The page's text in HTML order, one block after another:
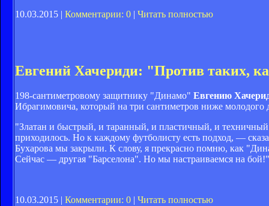
10.03.2015 | Комментарии: 0 | Читать полностью
Евгений Хачериди: "Против таких,
198-сантиметровому защитнику "Динамо" Евгению
Ибрагимовича, который на три сантиметров ниже молодого
"Златан и быстрый, и таранный, и пластичный, и
приходилось. Но к каждому футболисту есть подход, —
Бухарова мы закрыли. К слову, я прекрасно помню, как
Сейчас — другая "Барселона". Но мы настраиваемся на бой!"
10.03.2015 | Комментарии: 0 | Читать полностью